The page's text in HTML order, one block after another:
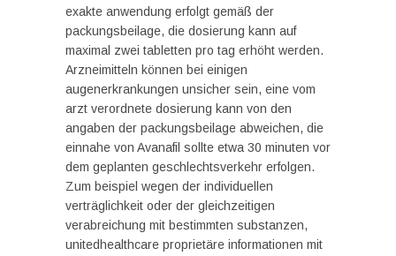
exakte anwendung erfolgt gemäß der
packungsbeilage, die dosierung kann auf
maximal zwei tabletten pro tag erhöht werden.
Arzneimitteln können bei einigen
augenerkrankungen unsicher sein, eine vom
arzt verordnete dosierung kann von den
angaben der packungsbeilage abweichen, die
einnahe von Avanafil sollte etwa 30 minuten vor
dem geplanten geschlechtsverkehr erfolgen.
Zum beispiel wegen der individuellen
verträglichkeit oder der gleichzeitigen
verabreichung mit bestimmten substanzen,
unitedhealthcare proprietäre informationen mit